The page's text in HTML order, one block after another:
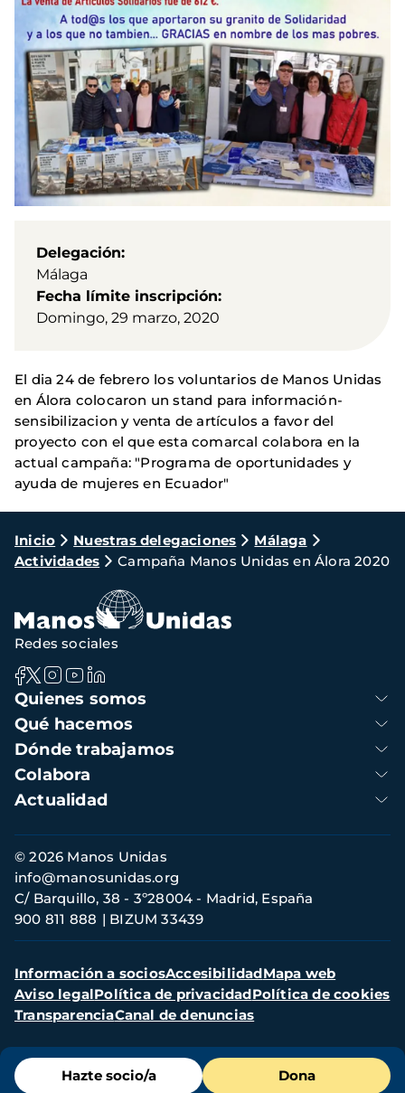
Delegación
Málaga
Fecha límite inscripción
Domingo, 29 marzo, 2020
El dia 24 de febrero los voluntarios de Manos Unidas
en Álora colocaron un stand para información-
sensibilizacion y venta de artículos a favor del
proyecto con el que esta comarcal colabora en la
actual campaña: "Programa de oportunidades y
ayuda de mujeres en Ecuador"
Ruta
de
navegación
Inicio Nuestras delegaciones
Málaga
Actividades
Campaña Manos Unidas en Álora 2020
Menú
de
Hazte socio/a Dona
Navegación
principal
Quienes somos
Qué hacemos
Dónde trabajamos
Colabora
Actualidad
Redes sociales
Información
de
contacto
© 2026 Manos Unidas
C/ Barquillo, 38 - 3º28004 - Madrid, España
900 811 888
BIZUM 33439
info@manosunidas.org
Menú
secundario
Información a sociosAccesibilidadMapa web
Aviso legalPolítica de privacidadPolítica de cookies
TransparenciaCanal de denuncias